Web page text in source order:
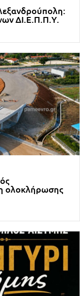
ΔΙ.Ε.Π.Π.Υ.
ολοκλήρωσης